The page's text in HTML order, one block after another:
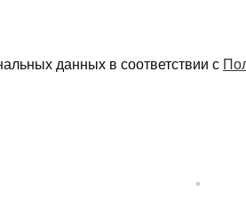
данных в соответствии с